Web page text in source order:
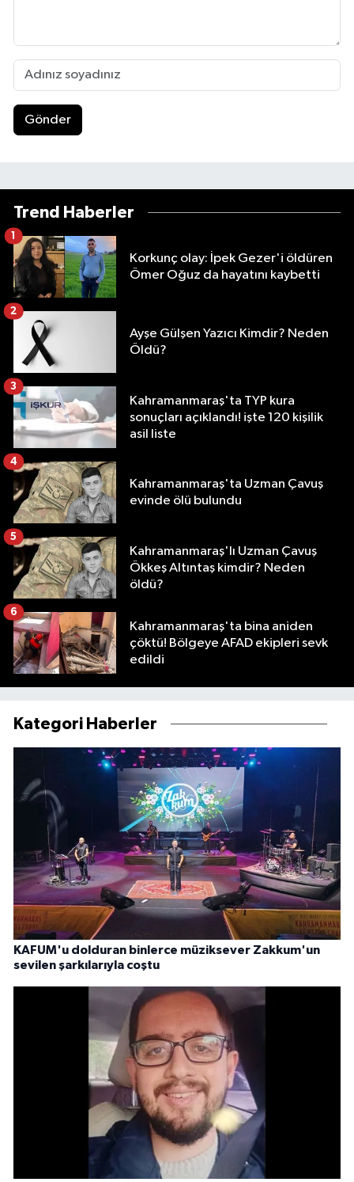
Gönder
Trend Haberler
Korkunç olay: İpek Gezer'i öldüren
Ömer Oğuz da hayatını kaybetti
1
Ayşe Gülşen Yazıcı Kimdir? Neden
Öldü?
2
Kahramanmaraş'ta TYP kura
sonuçları açıklandı! işte 120 kişilik
asil liste
3
Kahramanmaraş'ta Uzman Çavuş
evinde ölü bulundu
4
Kahramanmaraş'lı Uzman Çavuş
Ökkeş Altıntaş kimdir? Neden
öldü?
5
Kahramanmaraş'ta bina aniden
çöktü! Bölgeye AFAD ekipleri sevk
edildi
6
Kategori Haberler
KAFUM'u dolduran binlerce müziksever Zakkum'un
sevilen şarkılarıyla coştu